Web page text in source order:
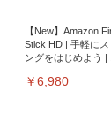
【New】Amazon
Stick HD | 手軽にス
ングをはじめよう |
￥6,980